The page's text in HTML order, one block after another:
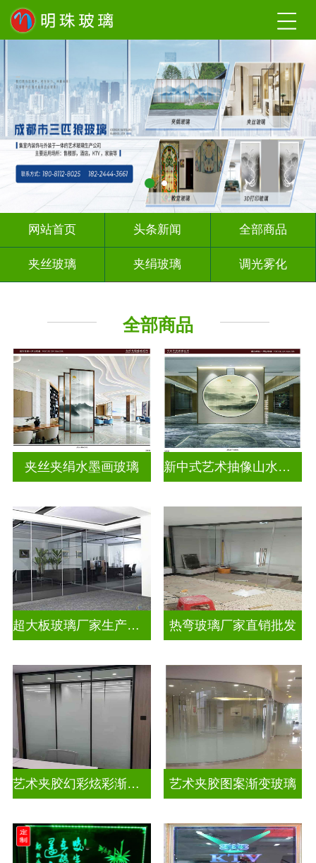
网站首页 头条新闻 全部商品
夹丝玻璃 夹绢玻璃 调光雾化
全部商品
夹丝夹绢水墨画玻璃 新中式艺术抽像山水画玻璃
超大板玻璃厂家生产安装 热弯玻璃厂家直销批发
艺术夹胶幻彩炫彩渐变玻璃 艺术夹胶图案渐变玻璃